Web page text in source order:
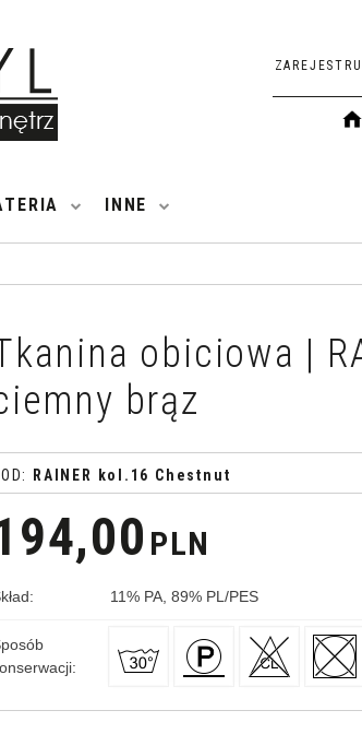
INNE
obiciowa |
brąz
: RAINER kol.16 Chestnut
PLN
: 11% PA, 89% PL/PES
: